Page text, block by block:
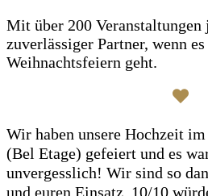
Mit über 200
zuverlässiger Partner, wenn
Weihnachtsfeiern geht.
Wir haben unsere Hochzeit
(Bel Etage) gefeiert und es
unvergesslich! Wir sind so
und euren Einsatz. 10/10